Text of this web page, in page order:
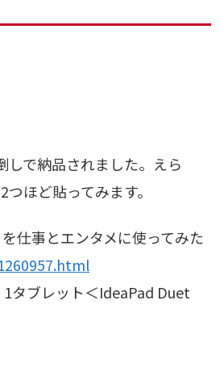
しで納品されました。えら
ほど貼ってみます。
仕事とエンタメに使ってみた
タブレット＜IdeaPad Duet